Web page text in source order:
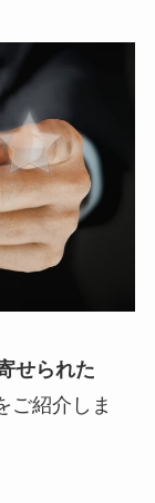
せられた
ご紹介しま